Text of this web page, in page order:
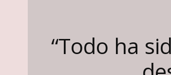
“Todo ha